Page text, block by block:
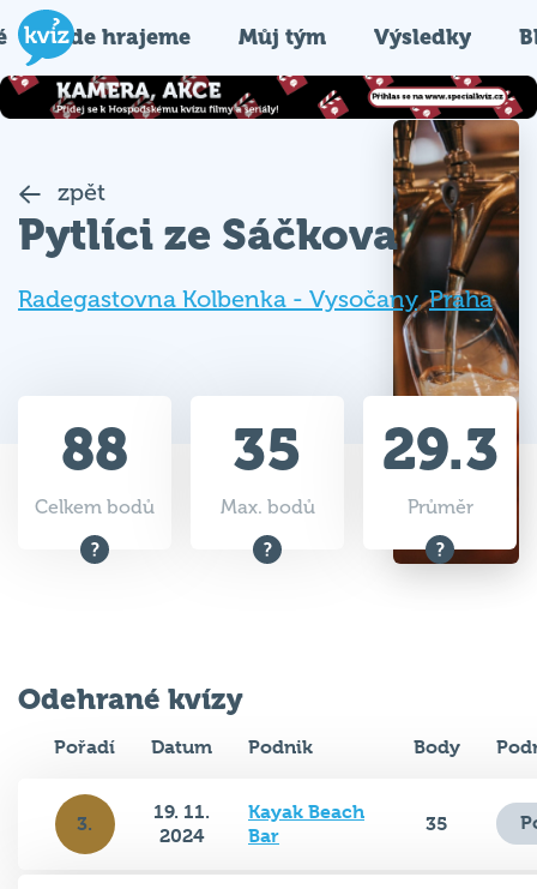
Kde hrajeme Můj tým Výsledky
zpět
Pytlíci ze Sáčkova
Radegastovna Kolbenka - Vysočany,Praha
88
Celkem bodů
35
Max. bodů
29.3
Průměr
Odehrané kvízy
Pořadí Datum Podnik Body
3.
19. 11.
2024
Kayak Beach
Bar
35